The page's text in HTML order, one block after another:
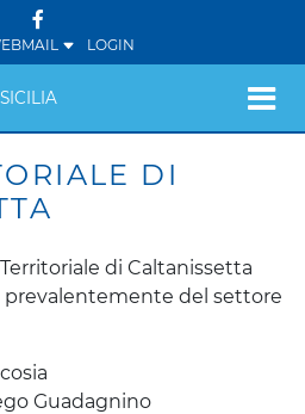
LOGIN
DI
di Caltanissetta
prevalentemente del settore
Guadagnino